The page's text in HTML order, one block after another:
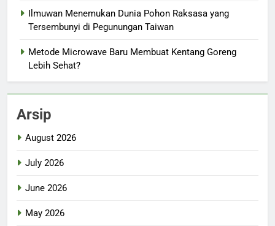
Ilmuwan Menemukan Dunia Pohon Raksasa yang
Tersembunyi di Pegunungan Taiwan
Metode Microwave Baru Membuat Kentang Goreng
Lebih Sehat?
Arsip
August 2026
July 2026
June 2026
May 2026